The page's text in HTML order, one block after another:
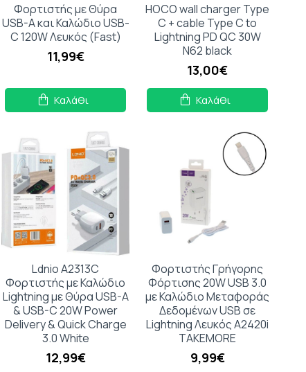
Φορτιστής με Θύρα
USB-A και Καλώδιο USB-
C 120W Λευκός (Fast)
11,99€
Καλάθι
HOCO wall charger Type
C + cable Type C to
Lightning PD QC 30W
N62 black
13,00€
Καλάθι
Ldnio A2313C
Φορτιστής με Καλώδιο
Lightning με Θύρα USB-A
& USB-C 20W Power
Delivery & Quick Charge
3.0 White
12,99€
Φορτιστής Γρήγορης
Φόρτισης 20W USB 3.0
με Καλώδιο Μεταφοράς
Δεδομένων USB σε
Lightning Λευκός A2420i
TAKEMORE
9,99€